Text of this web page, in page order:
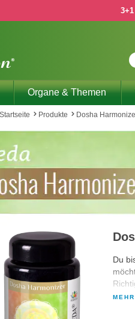
Organe & Themen
Startseite Produkte Dosha
Du